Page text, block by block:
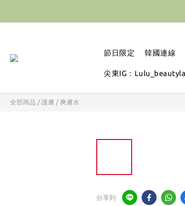
節日限定 韓國連線
尖東IG：
全部商品 / 護膚 / 爽膚水
分享到